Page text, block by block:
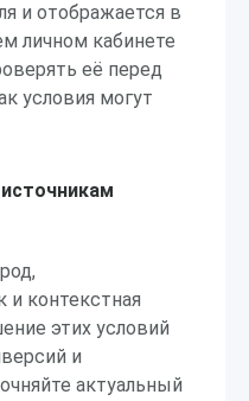
и отображается в
личном кабинете
её перед
условия могут
контекстная
этих условий
и
актуальный